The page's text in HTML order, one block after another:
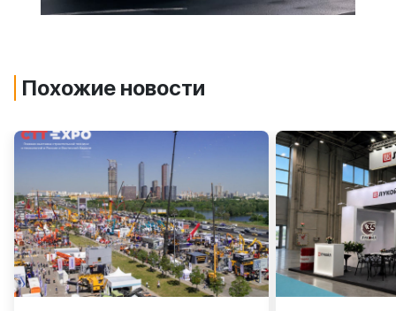
Похожие новости